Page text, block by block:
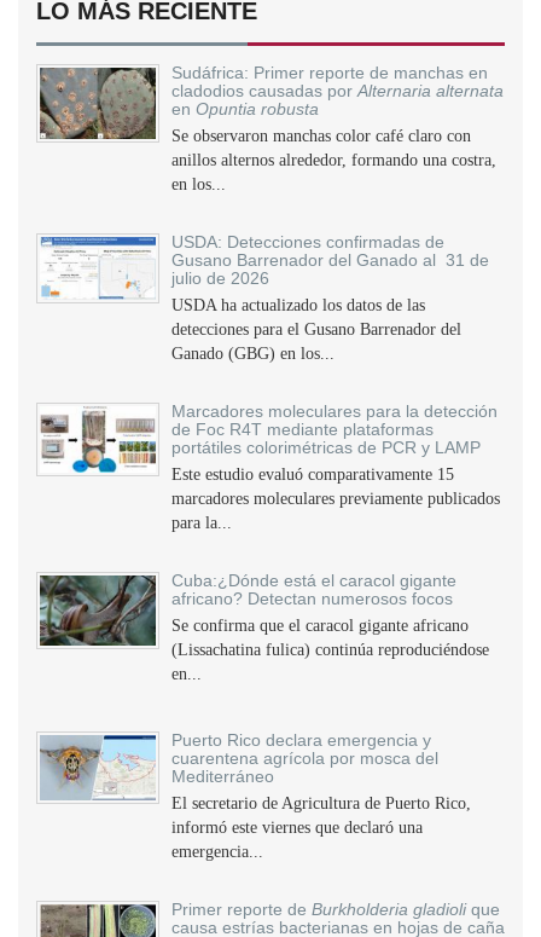
LO MÁS RECIENTE
Sudáfrica: Primer reporte de manchas en
cladodios causadas por Alternaria alternata
en Opuntia robusta
Se observaron manchas color café claro con
anillos alternos alrededor, formando una costra,
en los...
USDA: Detecciones confirmadas de
Gusano Barrenador del Ganado al 31 de
julio de 2026
USDA ha actualizado los datos de las
detecciones para el Gusano Barrenador del
Ganado (GBG) en los...
Marcadores moleculares para la detección
de Foc R4T mediante plataformas
portátiles colorimétricas de PCR y LAMP
Este estudio evaluó comparativamente 15
marcadores moleculares previamente publicados
para la...
Cuba:¿Dónde está el caracol gigante
africano? Detectan numerosos focos
Se confirma que el caracol gigante africano
(Lissachatina fulica) continúa reproduciéndose
en...
Puerto Rico declara emergencia y
cuarentena agrícola por mosca del
Mediterráneo
El secretario de Agricultura de Puerto Rico,
informó este viernes que declaró una
emergencia...
Primer reporte de Burkholderia gladiolique
causa estrías bacterianas en hojas de caña